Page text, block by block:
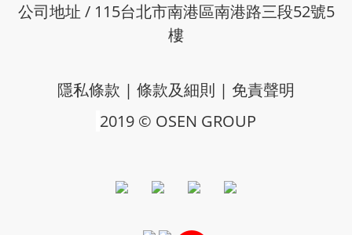
公司地址 / 115台北市南港區南港路三段52號5
樓
隱私條款 | 條款及細則 | 免責聲明
2019 © OSEN GROUP